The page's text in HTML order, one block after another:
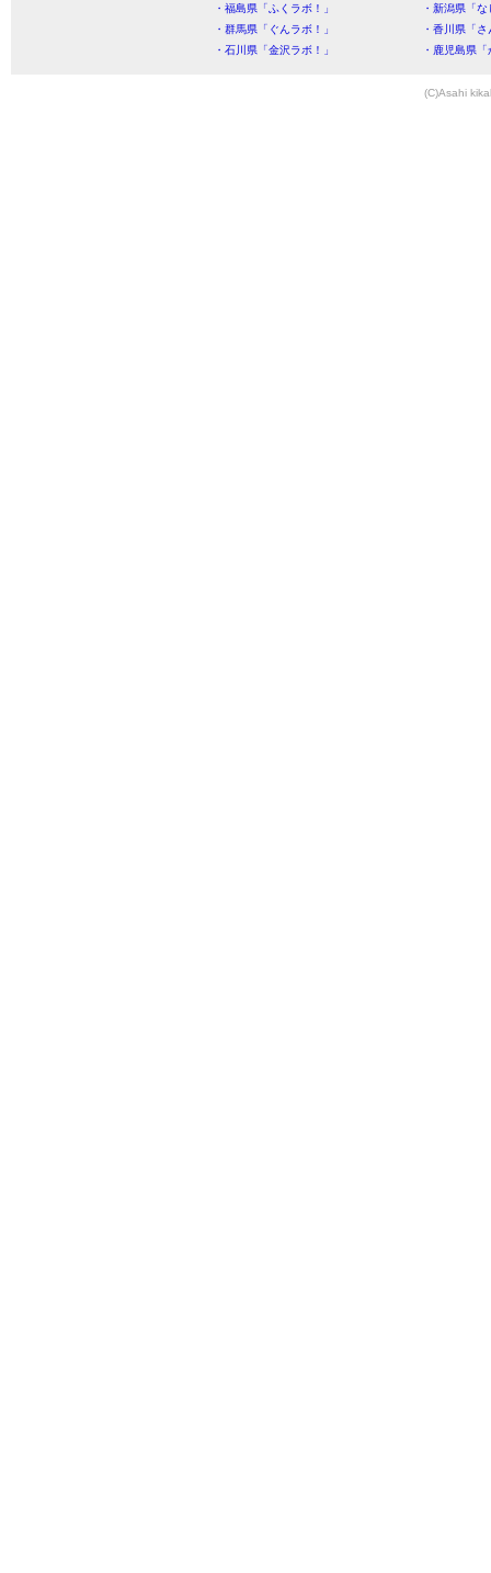
・福島県「ふくラボ！」
・新潟県「
・群馬県「ぐんラボ！」
・香川県「
・石川県「金沢ラボ！」
・鹿児島県
(C)Asahi